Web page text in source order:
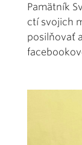
Pamätník
ctí svojich
posilňovať